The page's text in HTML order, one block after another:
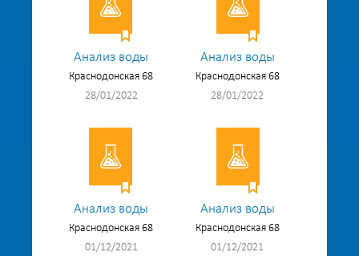
Анализ воды
Краснодонская 68
28/01/2022
Анализ воды
Краснодонская 68
28/01/2022
Анализ воды
Краснодонская 68
01/12/2021
Анализ воды
Краснодонская 68
01/12/2021